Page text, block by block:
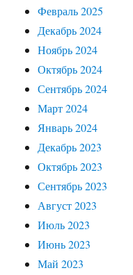
Февраль 2025
Декабрь 2024
Ноябрь 2024
Октябрь 2024
Сентябрь 2024
Март 2024
Январь 2024
Декабрь 2023
Октябрь 2023
Сентябрь 2023
Август 2023
Июль 2023
Июнь 2023
Май 2023